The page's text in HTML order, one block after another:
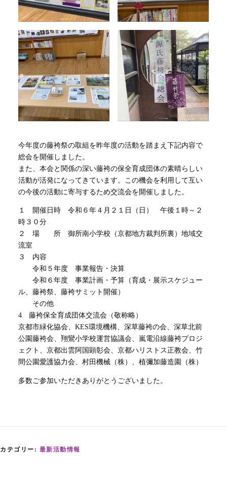
今年度の藤袴祭の取組を昨年度の活動を踏まえ下記内容で
総会を開催しました。
また、本会と関係の深い藤袴の保全育成団体の素晴らしい
活動が活発になってきています。この機会を利用して互い
の今後の活動に寄与するため交流会を開催しました。
１ 開催日時 令和６年４月２１日（日） 午後１時～２
時３０分
２ 場 所 御所南小学校（京都地方裁判所裏）地域交
流室
３ 内容
令和５年度 事業報告・決算
令和６年度 事業計画・予算（育成・展示スケジュー
ル、藤袴祭、藤袴サミット開催）
その他
4 藤袴保全育成団体交流会（敬称略）
京都市緑化協会、KES環境機構、深草藤袴の会、深草北前
公園藤袴会、翔鸞小学校運営協議会、嵐電沿線藤袴プロジ
ェクト、京都出雲阿国顕彰会、京都ハリストス正教会、竹
間公園愛護協力会、村田機械（株）、植彌加藤造園（株）
多数ご参加いただきありがとうございました。
カテゴリー: 最新活動情報